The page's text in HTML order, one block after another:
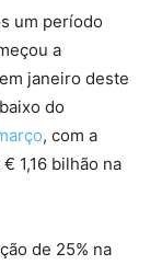
um período
a
janeiro deste
do
, com a
1,16 bilhão na
de 25% na